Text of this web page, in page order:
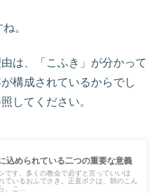
。
は、「こふき」が分かって
構成されているからでし
してください。
込められている二つの重要な意義
です。多くの教会で必ずと言っていいほ
ているおふでさき。正直ボクは、朝のこん
、こ...